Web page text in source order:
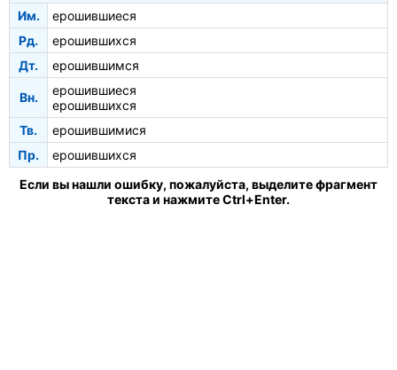
Им.
ерошившиеся
Рд.
ерошившихся
Дт.
ерошившимся
Вн.
ерошившиеся
ерошившихся
Тв.
ерошившимися
Пр.
ерошившихся
Если вы нашли ошибку, пожалуйста, выделите фрагмент
текста и нажмите Ctrl+Enter.